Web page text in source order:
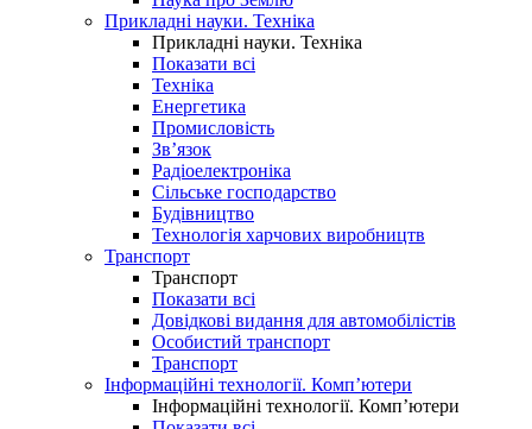
Прикладні науки. Техніка
Прикладні науки. Техніка
Показати всі
Техніка
Енергетика
Промисловість
Зв’язок
Радіоелектроніка
Сільське господарство
Будівництво
Технологія харчових виробництв
Транспорт
Транспорт
Показати всі
Довідкові видання для автомобілістів
Особистий транспорт
Транспорт
Інформаційні технології. Комп’ютери
Інформаційні технології. Комп’ютери